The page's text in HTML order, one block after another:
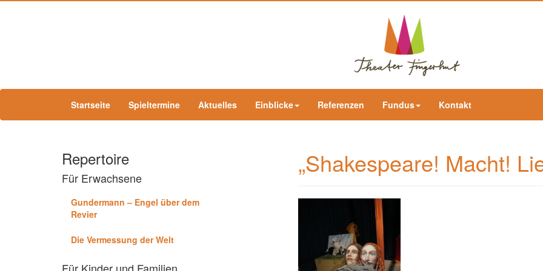
Startseite Spieltermine Aktuelles Einblicke Referenzen Fundus Kontakt
Repertoire
Für Erwachsene
Gundermann – Engel über dem
Revier
Die Vermessung der Welt
„Shakespeare! Macht!